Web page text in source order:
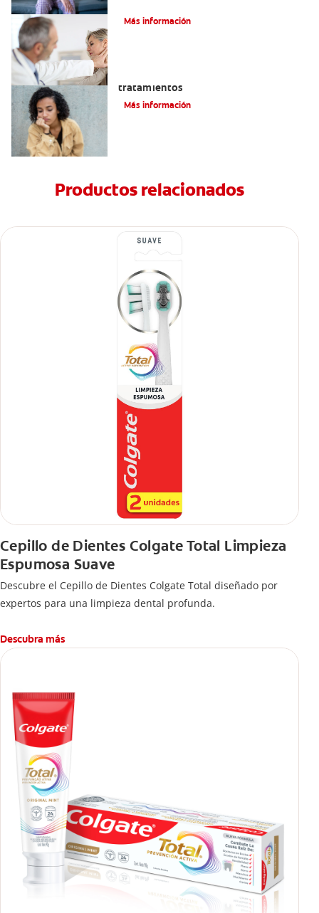
Más información
tratamientos
Más información
Productos relacionados
Cepillo de Dientes Colgate Total Limpieza
Espumosa Suave
Descubre el Cepillo de Dientes Colgate Total diseñado por
expertos para una limpieza dental profunda.
Descubra más